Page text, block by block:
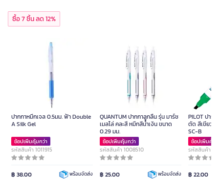
ซื้อ 7 ชิ้น ลด 12%
ปากกาหมึกเจล 0.5มม. ฟ้า Double
A Silk Gel
ช้อปเพิ่มคุ้มกว่า
รหัสสินค้า 1011915
฿ 38.00 พร้อมจัดส่ง
QUANTUM ปากกาลูกลื่น รุ่น มาร์ช
เมลโล่ คละสี หมึกสีน้ำเงิน ขนาด
0.29 มม.
ช้อปเพิ่มคุ้มกว่า
รหัสสินค้า 1008510
฿ 25.00 พร้อมจัดส่ง
PILOT ปาก
ตัด สีเขียว ข
SC-B
ช้อปเพิ่มคุ้ม
รหัสสินค้า
฿ 22.00